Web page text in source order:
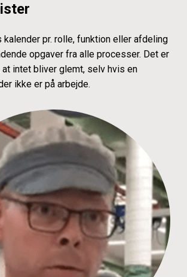
pr. rolle, funktion eller afdeling
opgaver fra alle processer. Det er
intet bliver glemt, selv hvis en
ikke er på arbejde.